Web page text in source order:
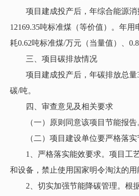
项目建成投产后，年综合能源消费
12169.35吨标准煤（等价值）。年
耗0.62吨标准煤/万元（当量值）、
三、项目碳排放情况
项目建成投产后，年碳排放总量
碳/吨。
四、审查意见及相关要求
（一）原则同意该项目节能报告
（二）项目建设单位要严格落实
1、严格落实能效要求。项目工艺
和设备，禁止使用国家明令淘汰的
2、切实加强节能降碳管理。根据